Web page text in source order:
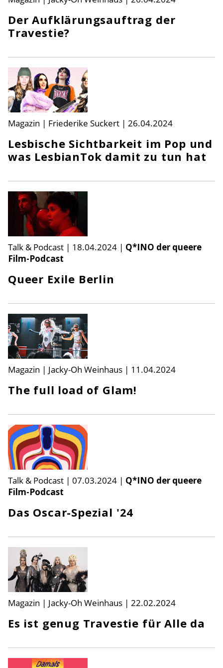
Der Aufklärungsauftrag der
Travestie?
Magazin | Friederike Suckert | 26.04.2024
Lesbische Sichtbarkeit im Pop und
was LesbianTok damit zu tun hat
Talk & Podcast | 18.04.2024 | Q*INO der queere
Film-Podcast
Queer Exile Berlin
Magazin | Jacky-Oh Weinhaus | 11.04.2024
The full load of Glam!
Talk & Podcast | 07.03.2024 | Q*INO der queere
Film-Podcast
Das Oscar-Spezial '24
Magazin | Jacky-Oh Weinhaus | 22.02.2024
Es ist genug Travestie für Alle da